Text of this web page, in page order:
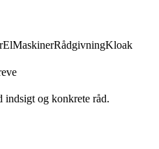
ElMaskinerRådgivningKloak
og konkrete råd.